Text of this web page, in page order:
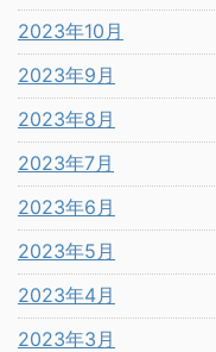
2023年10月
2023年9月
2023年8月
2023年7月
2023年6月
2023年5月
2023年4月
2023年3月